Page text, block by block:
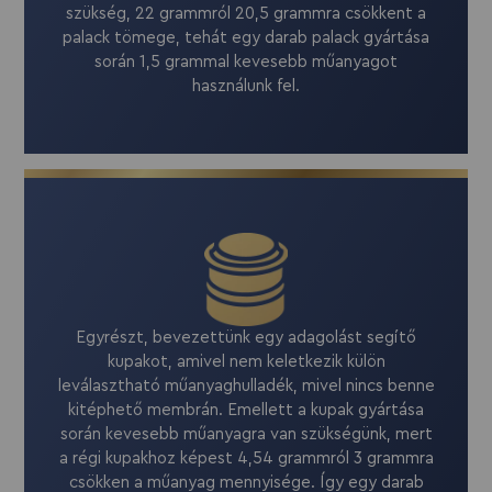
szükség, 22 grammról 20,5 grammra csökkent a
palack tömege, tehát egy darab palack gyártása
során 1,5 grammal kevesebb műanyagot
használunk fel.
Egyrészt, bevezettünk egy adagolást segítő
kupakot, amivel nem keletkezik külön
leválasztható műanyaghulladék, mivel nincs benne
kitéphető membrán. Emellett a kupak gyártása
során kevesebb műanyagra van szükségünk, mert
a régi kupakhoz képest 4,54 grammról 3 grammra
csökken a műanyag mennyisége. Így egy darab